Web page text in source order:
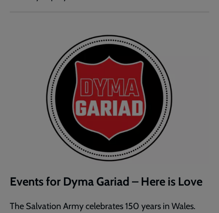
Events for Dyma Gariad – Here is Love
The Salvation Army celebrates 150 years in Wales.